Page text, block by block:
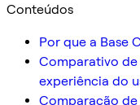
Conteúdos
Por que a Base
Comparativo de
experiência do
Comparação de